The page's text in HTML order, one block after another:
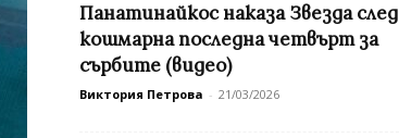
Панатинайкос наказа Звезда след
кошмарна последна четвърт за
сърбите (видео)
Виктория Петрова - 21/03/2026